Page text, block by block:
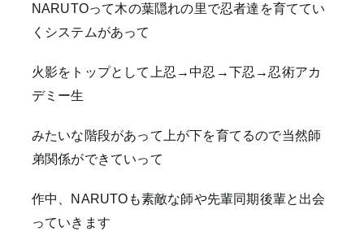
NARUTOって木の葉隠れの里で忍者達を育ててい
くシステムがあって
火影をトップとして上忍→中忍→下忍→忍術アカ
デミー生
みたいな階段があって上が下を育てるので当然師
弟関係ができていって
作中、NARUTOも素敵な師や先輩同期後輩と出会
っていきます